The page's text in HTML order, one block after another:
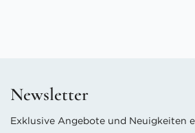
Newsletter
Exklusive Angebote und Neuigkeiten